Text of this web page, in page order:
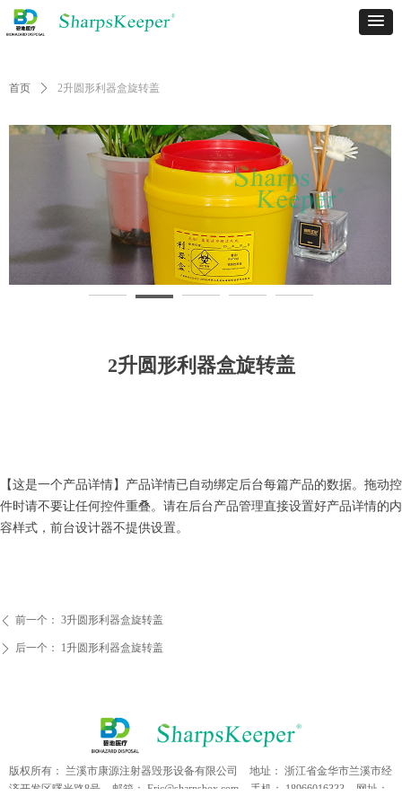
首页 ꄲ 2升圆形利器盒旋转盖
2升圆形利器盒旋转盖
ꄴ 前一个： 3升圆形利器盒旋转盖
ꄲ 后一个： 1升圆形利器盒旋转盖
【这是一个产品详情】产品详情已自动绑定后台每篇产品的数据。拖动控
件时请不要让任何控件重叠。请在后台产品管理直接设置好产品详情的内
容样式，前台设计器不提供设置。
版权所有： 兰溪市康源注射器毁形设备有限公司 地址： 浙江省金华市兰溪市经
济开发区曙光路8号
邮箱： Eric@sharpsbox.com 手机： 18966016333
网址：